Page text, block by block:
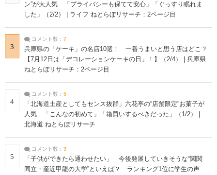
ン”が大人気 「プライバシーも保てて安心」「ぐっすり眠れま
した」（2/2） | ライフ ねとらぼリサーチ：2ページ目
3
コメント数： 7
兵庫県の「ケーキ」の名店10選！ 一番うまいと思う店はどこ？
【7月12日は「デコレーションケーキの日」！】（2/4） | 兵庫県
ねとらぼリサーチ：2ページ目
4
コメント数： 5
「北海道土産としてもセンス抜群」六花亭の“店舗限定”お菓子が
人気 「こんなの初めて」「箱買いするべきだった」（1/2） |
北海道 ねとらぼリサーチ
5
コメント数： 3
「子供ができたら通わせたい」 今後発展していきそうな“関関
同立・産近甲龍の大学”といえば？ ランキング1位に学生の声